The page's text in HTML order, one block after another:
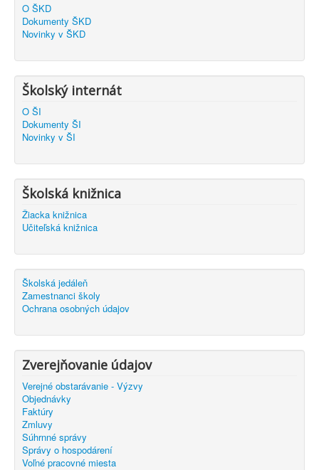
O ŠKD
Dokumenty ŠKD
Novinky v ŠKD
Školský internát
O ŠI
Dokumenty ŠI
Novinky v ŠI
Školská knižnica
Žiacka knižnica
Učiteľská knižnica
Školská jedáleň
Zamestnanci školy
Ochrana osobných údajov
Zverejňovanie údajov
Verejné obstarávanie - Výzvy
Objednávky
Faktúry
Zmluvy
Súhrnné správy
Správy o hospodárení
Voľné pracovné miesta